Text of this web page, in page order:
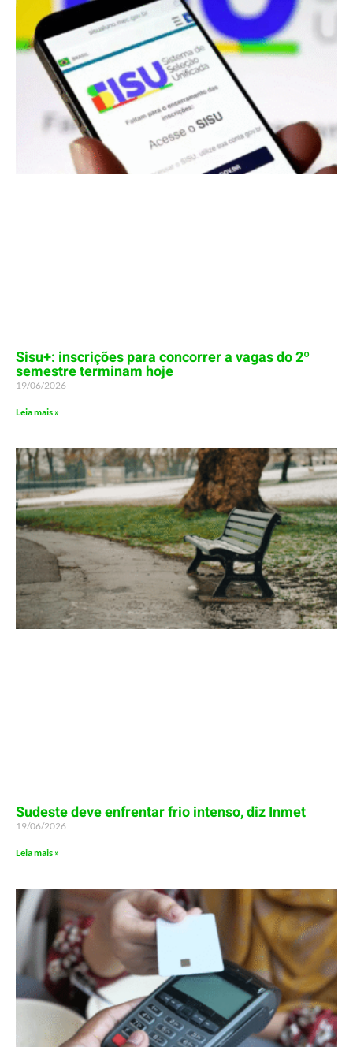
Sisu+: inscrições para concorrer a vagas do 2º
semestre terminam hoje
19/06/2026
Leia mais »
Sudeste deve enfrentar frio intenso, diz Inmet
19/06/2026
Leia mais »